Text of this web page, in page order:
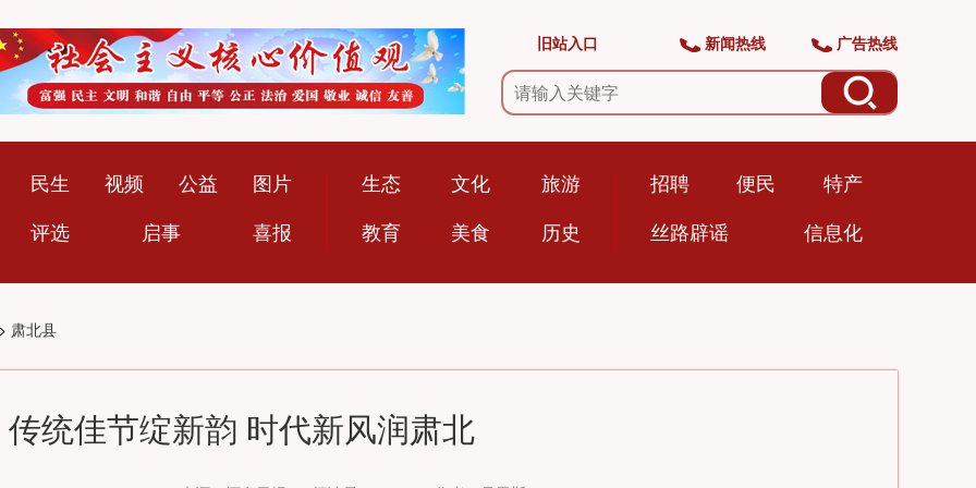
旧站入口 新闻热线 广告热线
民生 视频 公益
图片
评选
启事 喜报
生态 文化
旅游
教育
美食 历史
招聘 便民
特产
丝路辟谣
信息化
肃北县
传统佳节绽新韵 时代新风润肃北